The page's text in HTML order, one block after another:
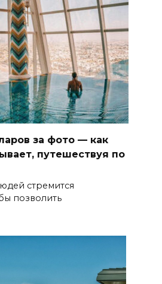
за фото — как
путешествуя по
стремится
позволить